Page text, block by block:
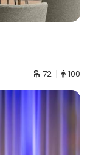
72 100